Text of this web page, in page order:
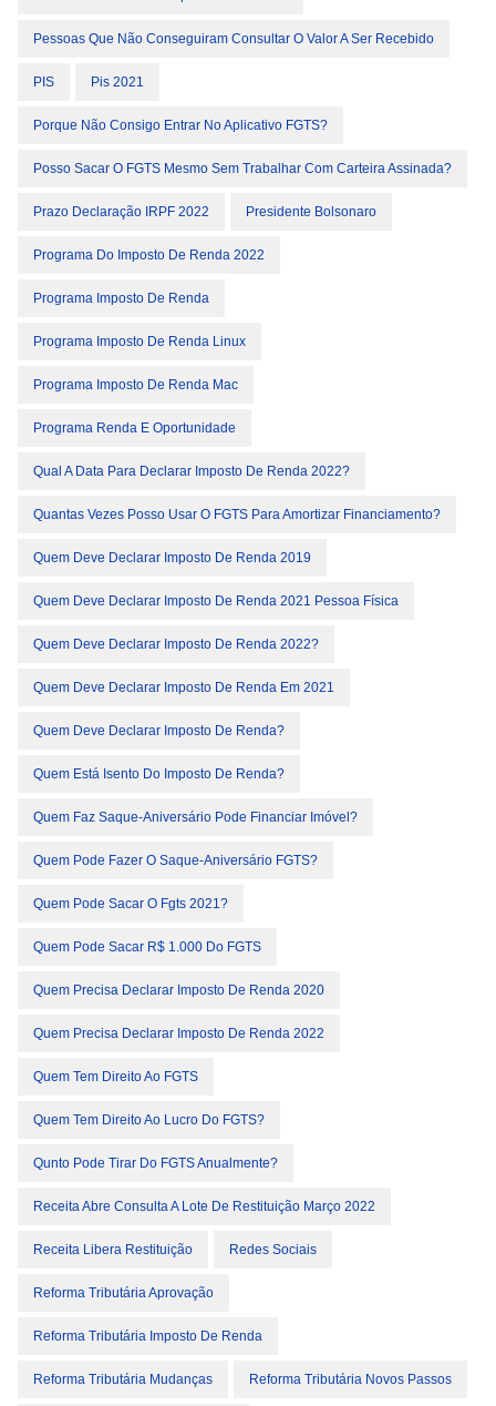
Pessoas Que Não Conseguiram Consultar O Valor A Ser Recebido
PIS Pis 2021
Porque Não Consigo Entrar No Aplicativo FGTS?
Posso Sacar O FGTS Mesmo Sem Trabalhar Com Carteira Assinada?
Prazo Declaração IRPF 2022 Presidente Bolsonaro
Programa Do Imposto De Renda 2022
Programa Imposto De Renda
Programa Imposto De Renda Linux
Programa Imposto De Renda Mac
Programa Renda E Oportunidade
Qual A Data Para Declarar Imposto De Renda 2022?
Quantas Vezes Posso Usar O FGTS Para Amortizar Financiamento?
Quem Deve Declarar Imposto De Renda 2019
Quem Deve Declarar Imposto De Renda 2021 Pessoa Física
Quem Deve Declarar Imposto De Renda 2022?
Quem Deve Declarar Imposto De Renda Em 2021
Quem Deve Declarar Imposto De Renda?
Quem Está Isento Do Imposto De Renda?
Quem Faz Saque-Aniversário Pode Financiar Imóvel?
Quem Pode Fazer O Saque-Aniversário FGTS?
Quem Pode Sacar O Fgts 2021?
Quem Pode Sacar R$ 1.000 Do FGTS
Quem Precisa Declarar Imposto De Renda 2020
Quem Precisa Declarar Imposto De Renda 2022
Quem Tem Direito Ao FGTS
Quem Tem Direito Ao Lucro Do FGTS?
Qunto Pode Tirar Do FGTS Anualmente?
Receita Abre Consulta A Lote De Restituição Março 2022
Receita Libera Restituição Redes Sociais
Reforma Tributária Aprovação
Reforma Tributária Imposto De Renda
Reforma Tributária Mudanças Reforma Tributária Novos Passos